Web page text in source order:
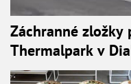
Záchranné zložky
Thermalpark v